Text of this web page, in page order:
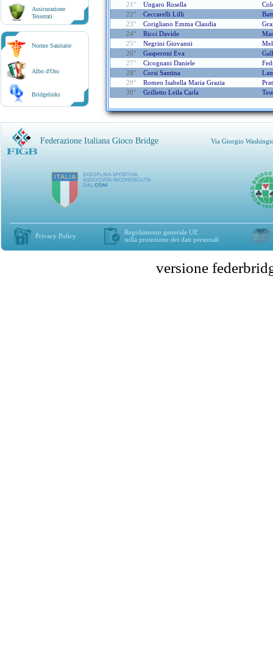
Assicurazione
Tesserati
Norme Sanitarie
Albo d'Oro
Bridgelinks
21°
Ungaro Rosella
22°
Ceccarelli Lilli
23°
Corigliano Emma Claudia
24°
Ricci Davide
25°
Negrini Giovanni
26°
Gasperoni Eva
27°
Cicognani Daniele
28°
Corsi Santina
29°
Romeo Isabella Maria Grazia
30°
Grilletto Leila Carla
Federazione Italiana Gioco Bridge Via Giorgio
Privacy Policy
Regolamento generale UE
sulla protezione dei dati personali
versione